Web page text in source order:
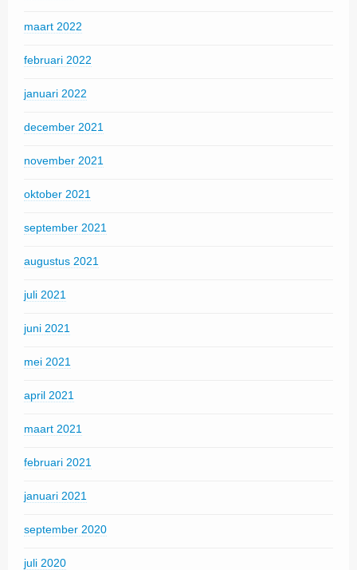
maart 2022
februari 2022
januari 2022
december 2021
november 2021
oktober 2021
september 2021
augustus 2021
juli 2021
juni 2021
mei 2021
april 2021
maart 2021
februari 2021
januari 2021
september 2020
juli 2020